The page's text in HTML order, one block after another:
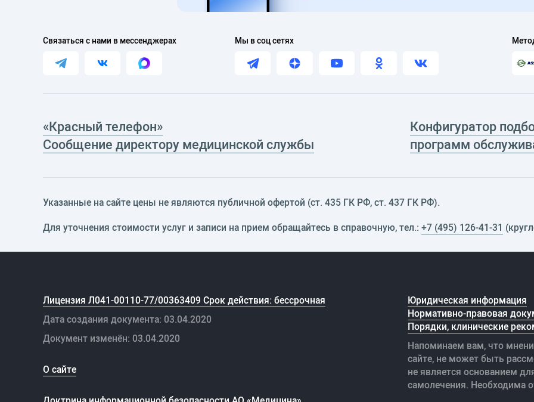
Связаться с нами в мессенджерах Мы в соц сетях
«Красный телефон»
Сообщение директору медицинской службы
Конфигуратор
программ
Указанные на сайте цены не являются публичной офертой (ст. 435 ГК РФ, cт. 437 ГК РФ).
Для уточнения стоимости услуг и записи на прием обращайтесь в справочную, тел.: +7 (495) 126-41-31
Лицензия Л041-00110-77/00363409 Срок действия: бессрочная
Дата создания документа: 03.04.2020
Документ изменён: 03.04.2020
О сайте
Юридическая информация
Нормативно-правовая
Порядки, клинические
Напоминаем вам, что
сайте, не может быть
не является основанием
самолечения. Необходима